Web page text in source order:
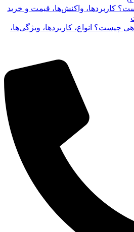
کاربردها، واکنش‌ها، قیمت و خرید
چیست؟ انواع، کاربردها، ویژگی‌ها،